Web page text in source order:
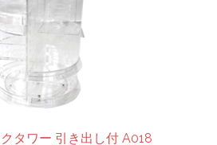
タワー 引き出し付 A018